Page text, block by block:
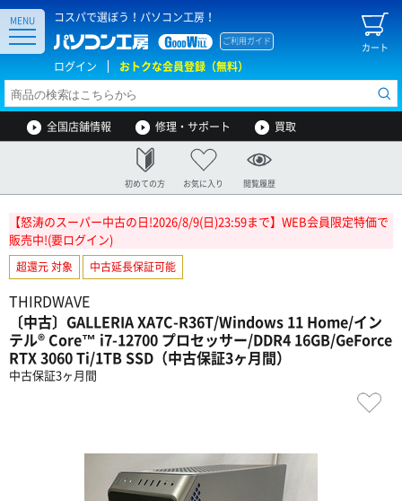
コスパで選ぼう！パソコン工房！
カート
ご利用ガイド
ログイン おトクな会員登録（無料）
MENU
全国店舗情報 修理・サポート 買取
初めての方 お気に入り 閲覧履歴
【怒涛のスーパー中古の日!2026/8/9(日)23:59まで】WEB会員限定特価で
販売中!(要ログイン)
超還元 対象 中古延長保証可能
THIRDWAVE
〔中古〕GALLERIA XA7C-R36T/Windows 11 Home/イン
テル® Core™ i7-12700 プロセッサー/DDR4 16GB/GeForce
RTX 3060 Ti/1TB SSD（中古保証3ヶ月間）
中古保証3ヶ月間